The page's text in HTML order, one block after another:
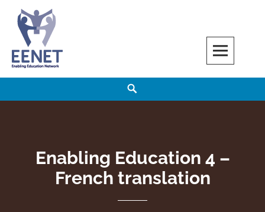
content
EENET
ENABLING EDUCATION NETWORK
Enabling Education 4 –
French translation